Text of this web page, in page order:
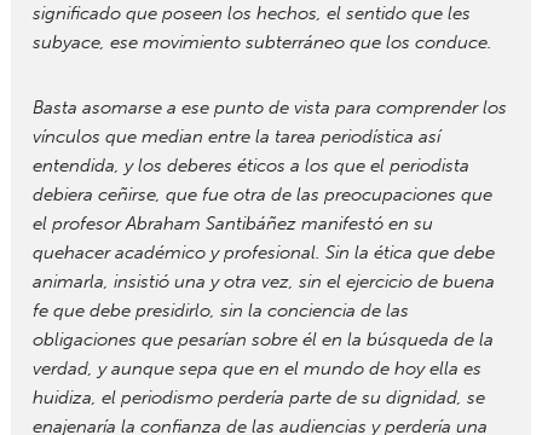
significado que poseen los hechos, el sentido que les
subyace, ese movimiento subterráneo que los conduce.
Basta asomarse a ese punto de vista para comprender los
vínculos que median entre la tarea periodística así
entendida, y los deberes éticos a los que el periodista
debiera ceñirse, que fue otra de las preocupaciones que
el profesor Abraham Santibáñez manifestó en su
quehacer académico y profesional. Sin la ética que debe
animarla, insistió una y otra vez, sin el ejercicio de buena
fe que debe presidirlo, sin la conciencia de las
obligaciones que pesarían sobre él en la búsqueda de la
verdad, y aunque sepa que en el mundo de hoy ella es
huidiza, el periodismo perdería parte de su dignidad, se
enajenaría la confianza de las audiencias y perdería una